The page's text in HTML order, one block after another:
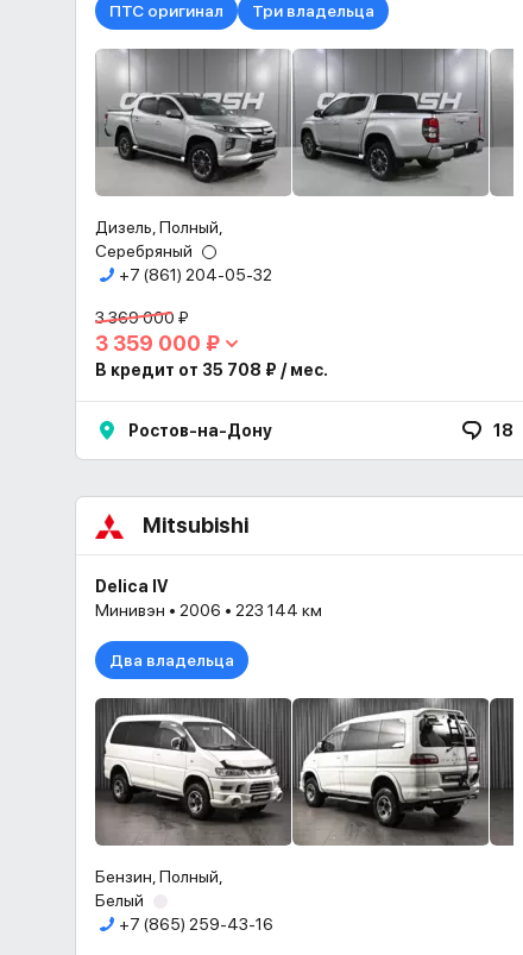
ПТС оригинал Три владельца
Дизель, Полный,
Серебряный
+7 (861) 204-05-32
3 369 000 ₽
3 359 000 ₽
В кредит от 35 708 ₽ / мес.
Ростов-на-Дону 18
Mitsubishi
Delica IV
Минивэн • 2006 • 223 144 км
Два владельца
Бензин, Полный,
Белый
+7 (865) 259-43-16